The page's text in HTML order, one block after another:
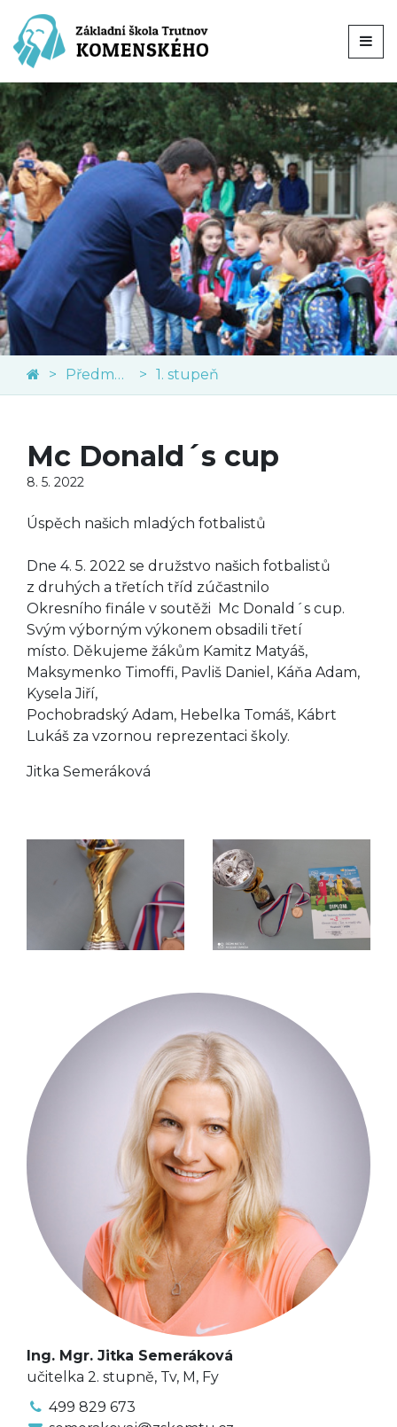
Předměty 1. stupeň
Mc Donald´s cup
8. 5. 2022
Úspěch našich mladých fotbalistů
Dne 4. 5. 2022 se družstvo našich fotbalistů
z druhých a třetích tříd zúčastnilo
Okresního finále v soutěži Mc Donald´s cup.
Svým výborným výkonem obsadili třetí
místo. Děkujeme žákům Kamitz Matyáš,
Maksymenko Timoffi, Pavliš Daniel, Káňa Adam,
Kysela Jiří,
Pochobradský Adam, Hebelka Tomáš, Kábrt
Lukáš za vzornou reprezentaci školy.
Jitka Semeráková
Ing. Mgr. Jitka Semeráková
učitelka 2. stupně, Tv, M, Fy
499 829 673